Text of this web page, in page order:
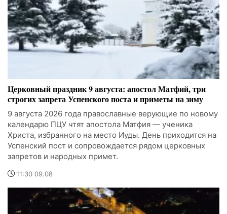
Церковный праздник 9 августа: апостол Матфий, три
строгих запрета Успенского поста и приметы на зиму
9 августа 2026 года православные верующие по новому
календарю ПЦУ чтят апостола Матфия — ученика
Христа, избранного на место Иуды. День приходится на
Успенский пост и сопровождается рядом церковных
запретов и народных примет.
11:30 09.08